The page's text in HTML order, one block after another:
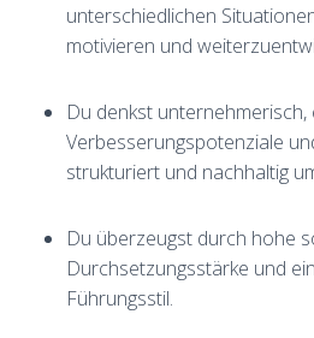
unterschiedlichen
motivieren und
Du denkst unternehmerisch,
Verbesserungspotenziale
strukturiert und nachhaltig
Du überzeugst durch hohe
Durchsetzungsstärke und
Führungsstil.